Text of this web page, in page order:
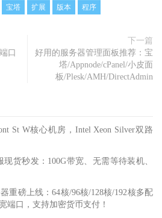
宝塔 扩展 版本 程序
口
下一篇
好用的服务器管理面板推荐：宝
塔/Appnode/cPanel/小皮面
板/Plesk/AMH/DirectAdmin
St W核心机房，Intel Xeon Silver双路
货秒发：100G带宽、无需等待装机、
重磅上线：64核/96核/128核/192核多配
端口，支持加密货币支付！